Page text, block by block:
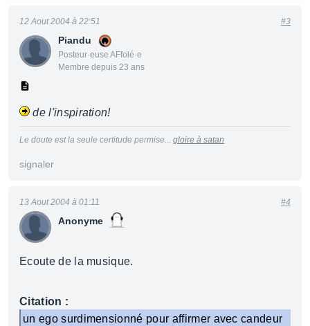
Piandu
Posteur·euse AFfolé·e
Membre depuis 23 ans
12 Aout 2004 à 22:51 #3
de l'inspiration!
Le doute est la seule certitude permise... gloire à satan
signaler
Anonyme
13 Aout 2004 à 01:11 #4
Ecoute de la musique.
Citation :
un ego surdimensionné pour affirmer avec candeur